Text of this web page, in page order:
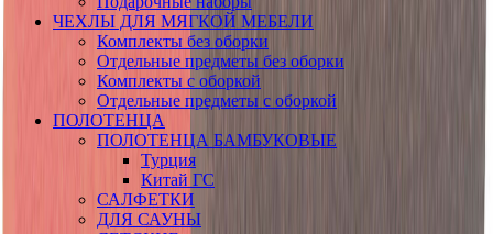
ЧЕХЛЫ ДЛЯ МЯГКОЙ МЕБЕЛИ
Комплекты без оборки
Отдельные предметы без оборки
Комплекты с оборкой
Отдельные предметы с оборкой
ПОЛОТЕНЦА
ПОЛОТЕНЦА БАМБУКОВЫЕ
Турция
Китай ГС
САЛФЕТКИ
ДЛЯ САУНЫ